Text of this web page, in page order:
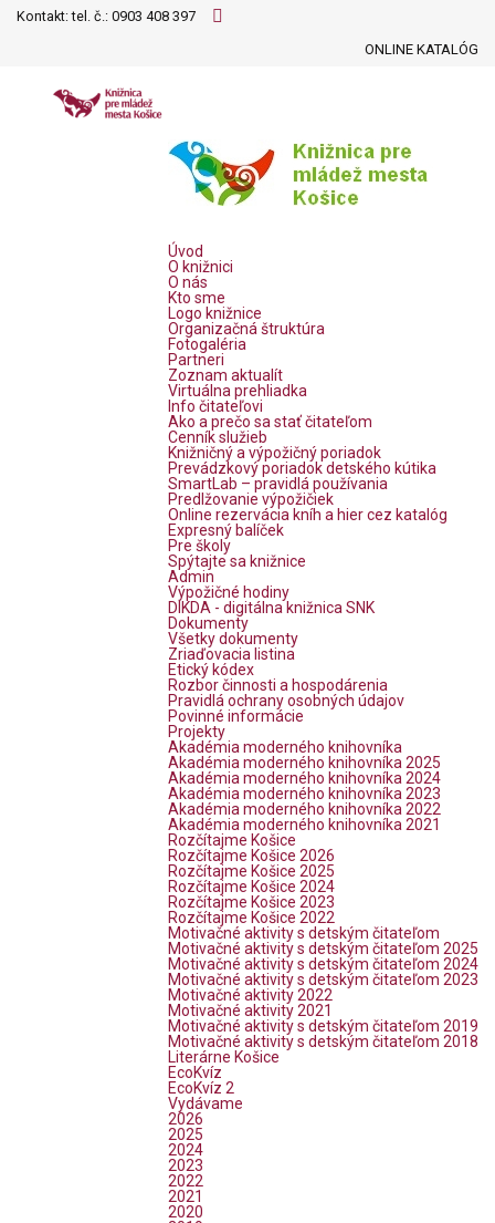
Kontakt: tel. č.: 0903 408 397
ONLINE KATALÓG
Úvod
O knižnici
O nás
Kto sme
Logo knižnice
Organizačná štruktúra
Fotogaléria
Partneri
Zoznam aktualít
Virtuálna prehliadka
Info čitateľovi
Ako a prečo sa stať čitateľom
Cenník služieb
Knižničný a výpožičný poriadok
Prevádzkový poriadok detského kútika
SmartLab – pravidlá používania
Predlžovanie výpožičiek
Online rezervácia kníh a hier cez katalóg
Expresný balíček
Pre školy
Spýtajte sa knižnice
Admin
Výpožičné hodiny
DIKDA - digitálna knižnica SNK
Dokumenty
Všetky dokumenty
Zriaďovacia listina
Etický kódex
Rozbor činnosti a hospodárenia
Pravidlá ochrany osobných údajov
Povinné informácie
Projekty
Akadémia moderného knihovníka
Akadémia moderného knihovníka 2025
Akadémia moderného knihovníka 2024
Akadémia moderného knihovníka 2023
Akadémia moderného knihovníka 2022
Akadémia moderného knihovníka 2021
Rozčítajme Košice
Rozčítajme Košice 2026
Rozčítajme Košice 2025
Rozčítajme Košice 2024
Rozčítajme Košice 2023
Rozčítajme Košice 2022
Motivačné aktivity s detským čitateľom
Motivačné aktivity s detským čitateľom 2025
Motivačné aktivity s detským čitateľom 2024
Motivačné aktivity s detským čitateľom 2023
Motivačné aktivity 2022
Motivačné aktivity 2021
Motivačné aktivity s detským čitateľom 2019
Motivačné aktivity s detským čitateľom 2018
Literárne Košice
EcoKvíz
EcoKvíz 2
Vydávame
2026
2025
2024
2023
2022
2021
2020